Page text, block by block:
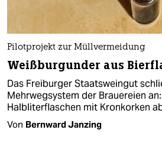
Pilotprojekt zur Müllvermeidung
Weißburgunder aus
Das Freiburger Staatsweingut
Mehrwegsystem der Brauereien
Halbliterflaschen mit Kronkorken
Von Bernward Janzing